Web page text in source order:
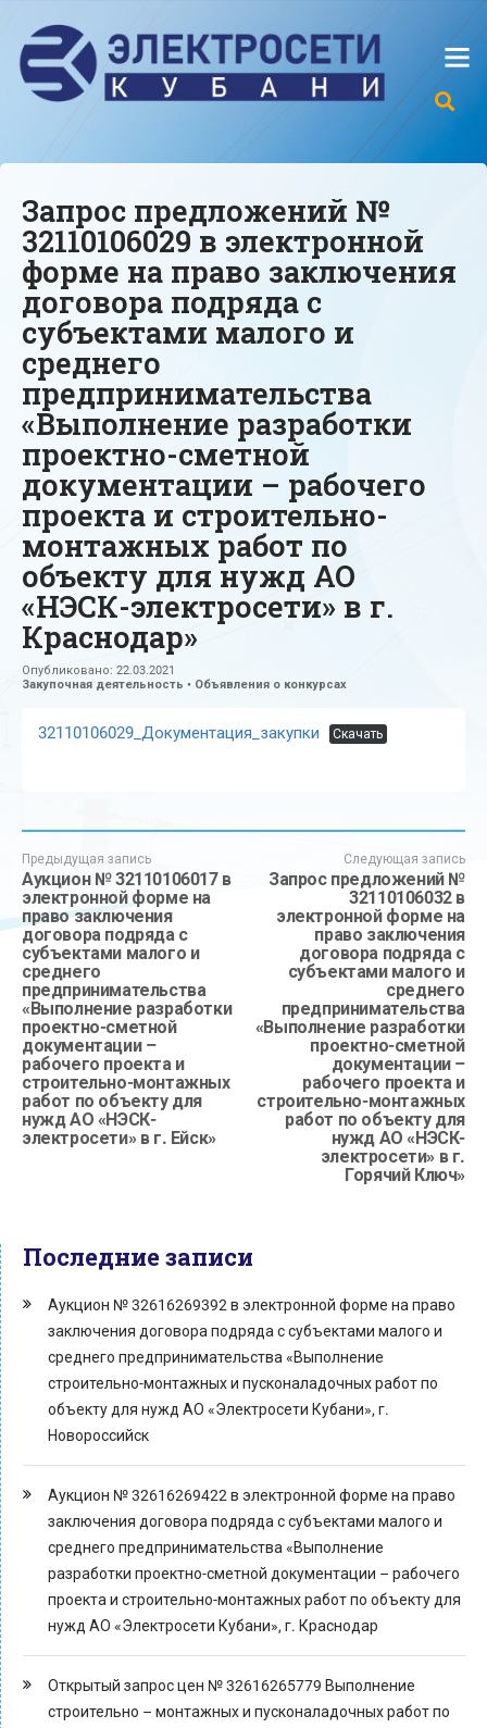
Запрос предложений №
32110106029 в электронной
форме на право заключения
договора подряда с
субъектами малого и
среднего
предпринимательства
«Выполнение разработки
проектно-сметной
документации – рабочего
проекта и строительно-
монтажных работ по
объекту для нужд АО
«НЭСК-электросети» в г.
Краснодар»
Опубликовано: 22.03.2021
Закупочная деятельность • Объявления о конкурсах
32110106029_Документация_закупки Скачать
Предыдущая запись
Аукцион № 32110106017 в
электронной форме на
право заключения
договора подряда с
субъектами малого и
среднего
предпринимательства
«Выполнение разработки
проектно-сметной
документации –
рабочего проекта и
строительно-монтажных
работ по объекту для
нужд АО «НЭСК-
электросети» в г. Ейск»
Следующая запись
Запрос предложений №
32110106032 в
электронной форме на
право заключения
договора подряда с
субъектами малого и
среднего
предпринимательства
«Выполнение разработки
проектно-сметной
документации –
рабочего проекта и
строительно-монтажных
работ по объекту для
нужд АО «НЭСК-
электросети» в г.
Горячий Ключ»
Последние записи
Аукцион № 32616269392 в электронной форме на право
заключения договора подряда с субъектами малого и
среднего предпринимательства «Выполнение
строительно-монтажных и пусконаладочных работ по
объекту для нужд АО «Электросети Кубани», г.
Новороссийск
Аукцион № 32616269422 в электронной форме на право
заключения договора подряда с субъектами малого и
среднего предпринимательства «Выполнение
разработки проектно-сметной документации – рабочего
проекта и строительно-монтажных работ по объекту для
нужд АО «Электросети Кубани», г. Краснодар
Открытый запрос цен № 32616265779 Выполнение
строительно – монтажных и пусконаладочных работ по